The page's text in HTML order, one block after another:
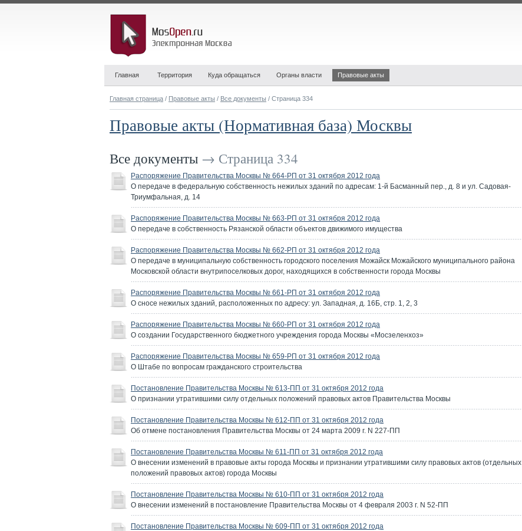
Главная Территория Куда обращаться Органы власти Правовые акты
Главная страница / Правовые акты / Все документы / Страница 334
Правовые акты (Нормативная база) Москвы
Все документы → Страница 334
Распоряжение Правительства Москвы № 664-РП от 31 октября 2012 года
О передаче в федеральную собственность нежилых зданий по адресам: 1-й Басманный пер., д. 8 и ул. Садовая-
Триумфальная, д. 14
Распоряжение Правительства Москвы № 663-РП от 31 октября 2012 года
О передаче в собственность Рязанской области объектов движимого имущества
Распоряжение Правительства Москвы № 662-РП от 31 октября 2012 года
О передаче в муниципальную собственность городского поселения Можайск Можайского муниципального района
Московской области внутрипоселковых дорог, находящихся в собственности города Москвы
Распоряжение Правительства Москвы № 661-РП от 31 октября 2012 года
О сносе нежилых зданий, расположенных по адресу: ул. Западная, д. 16Б, стр. 1, 2, 3
Распоряжение Правительства Москвы № 660-РП от 31 октября 2012 года
О создании Государственного бюджетного учреждения города Москвы «Мосзеленхоз»
Распоряжение Правительства Москвы № 659-РП от 31 октября 2012 года
О Штабе по вопросам гражданского строительства
Постановление Правительства Москвы № 613-ПП от 31 октября 2012 года
О признании утратившими силу отдельных положений правовых актов Правительства Москвы
Постановление Правительства Москвы № 612-ПП от 31 октября 2012 года
Об отмене постановления Правительства Москвы от 24 марта 2009 г. N 227-ПП
Постановление Правительства Москвы № 611-ПП от 31 октября 2012 года
О внесении изменений в правовые акты города Москвы и признании утратившими силу правовых актов (отдельных
положений правовых актов) города Москвы
Постановление Правительства Москвы № 610-ПП от 31 октября 2012 года
О внесении изменений в постановление Правительства Москвы от 4 февраля 2003 г. N 52-ПП
Постановление Правительства Москвы № 609-ПП от 31 октября 2012 года